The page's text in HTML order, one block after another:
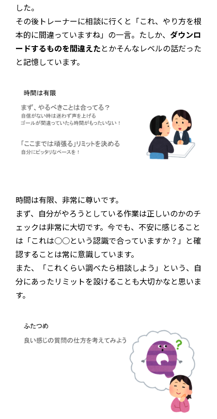
した。
その後トレーナーに相談に行くと「これ、やり方を根
本的に間違っていますね」の一言。たしか、 ダウンロ
ードするものを間違えたとかそんなレベルの話だった
と記憶しています。
時間は有限、非常に尊いです。
まず、自分がやろうとしている作業は正しいのかのチ
ェックは非常に大切です。今でも、不安に感じること
は「これは○○という認識で合っていますか？」と確
認することは常に意識しています。
また、「これくらい調べたら相談しよう」という、自
分にあったリミットを設けることも大切かなと思いま
す。